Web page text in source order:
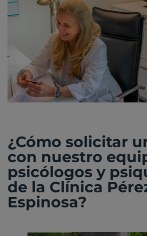
¿Cómo solicitar
con nuestro
psicólogos y
de la Clínica
Espinosa?